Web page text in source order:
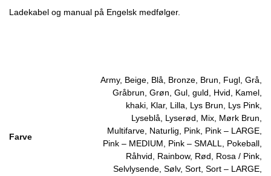
Ladekabel og manual på Engelsk medfølger.
Farve
Army, Beige, Blå, Bronze, Brun, Fugl, Grå,
Gråbrun, Grøn, Gul, guld, Hvid, Kamel,
khaki, Klar, Lilla, Lys Brun, Lys Pink,
Lyseblå, Lyserød, Mix, Mørk Brun,
Multifarve, Naturlig, Pink, Pink – LARGE,
Pink – MEDIUM, Pink – SMALL, Pokeball,
Råhvid, Rainbow, Rød, Rosa / Pink,
Selvlysende, Sølv, Sort, Sort – LARGE,